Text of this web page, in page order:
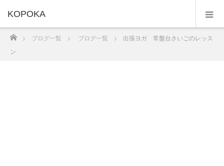
KOPOKA
ブログ一覧 ブログ一覧
出張ヨガ 常盤台さいごのレッス
ン